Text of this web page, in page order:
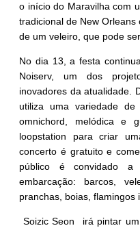
o início do Maravilha com
tradicional de New
de um veleiro, que pode
No dia 13, a festa
Noiserv, um dos
inovadores da atualidade.
utiliza uma variedade de
omnichord, melódica e
loopstation para criar
concerto é gratuito e
público é convidado
embarcação: barcos,
pranchas, boias, flamingos
Soizic Seon irá pintar